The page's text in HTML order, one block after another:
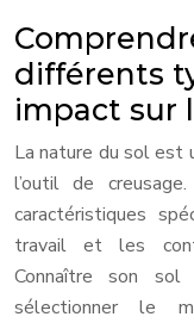
différents
impact sur
La nature du sol est
l’outil de
caractéristiques
travail et les
Connaître son
sélectionner le